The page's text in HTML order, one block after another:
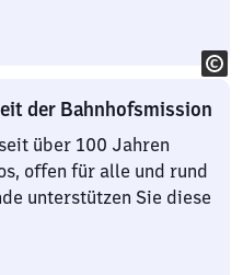
der Bahnhofsmission
über 100 Jahren
offen für alle und rund
unterstützen Sie diese